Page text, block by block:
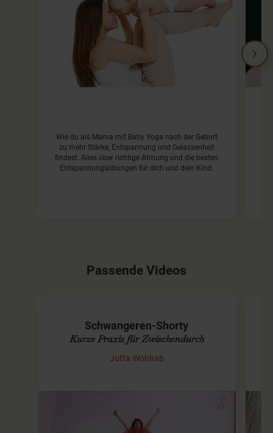
Wie du als Mama mit Baby Yoga nach der Geburt
zu mehr Stärke, Entspannung und Gelassenheit
findest. Alles über richtige Atmung und die besten
Entspannungsübungen für dich und dein Kind.
Passende Videos
Schwangeren-Shorty
Kurze Praxis für Zwischendurch
Jutta Wohlrab
Ganzkörper-Praxis für